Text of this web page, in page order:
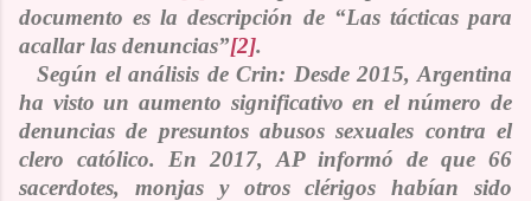
documento es la descripción de “Las tácticas para
acallar las denuncias”[2].
Según el análisis de Crin: Desde 2015, Argentina
ha visto un aumento significativo en el número de
denuncias de presuntos abusos sexuales contra el
clero católico. En 2017, AP informó de que 66
sacerdotes, monjas y otros clérigos habían sido